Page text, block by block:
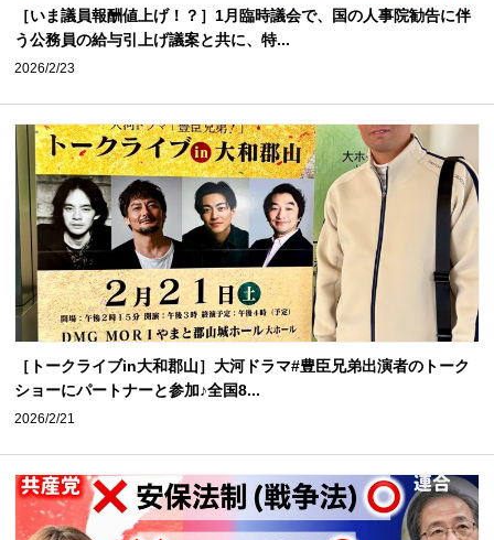
［いま議員報酬値上げ！？］1月臨時議会で、国の人事院勧告に伴
う公務員の給与引上げ議案と共に、特...
2026/2/23
［トークライブin大和郡山］大河ドラマ#豊臣兄弟出演者のトーク
ショーにパートナーと参加♪全国8...
2026/2/21